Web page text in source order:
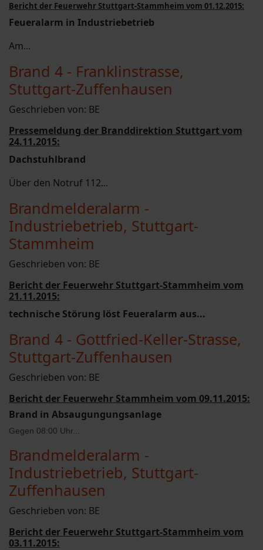
Bericht der Feuerwehr Stuttgart-Stammheim vom 01.12.2015:
Feueralarm in Industriebetrieb
Am...
Brand 4 - Franklinstrasse,
Stuttgart-Zuffenhausen
Geschrieben von: BE
Pressemeldung der Branddirektion Stuttgart vom
24.11.2015:
Dachstuhlbrand
Über den Notruf 112...
Brandmelderalarm -
Industriebetrieb, Stuttgart-
Stammheim
Geschrieben von: BE
Bericht der Feuerwehr Stuttgart-Stammheim vom
21.11.2015:
technische Störung löst Feueralarm aus...
Brand 4 - Gottfried-Keller-Strasse,
Stuttgart-Zuffenhausen
Geschrieben von: BE
Bericht der Feuerwehr Stammheim vom 09.11.2015:
Brand in Absaugungungsanlage
Gegen 08:00 Uhr...
Brandmelderalarm -
Industriebetrieb, Stuttgart-
Zuffenhausen
Geschrieben von: BE
Bericht der Feuerwehr Stuttgart-Stammheim vom
03.11.2015: